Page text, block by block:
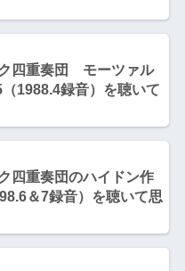
四重奏団 モーツァル
（1988.4録音）を聴いて
四重奏団のハイドン作
＆7録音）を聴いて思